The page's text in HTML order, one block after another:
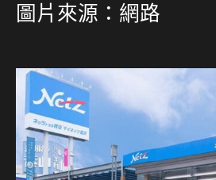
圖片來源：網路